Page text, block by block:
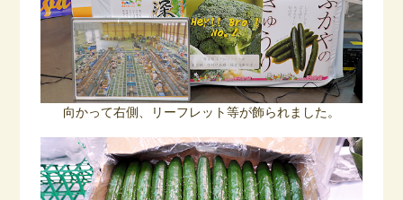
向かって右側、リーフレット等が飾られました。